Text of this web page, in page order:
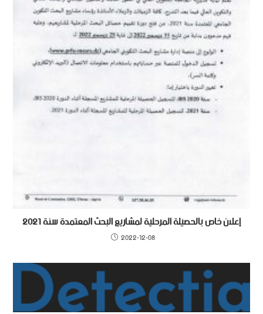
إعلان خاص بالحصيلة المرحلية لمشاريع البحث المعتمدة سنة 2021
2022-12-08